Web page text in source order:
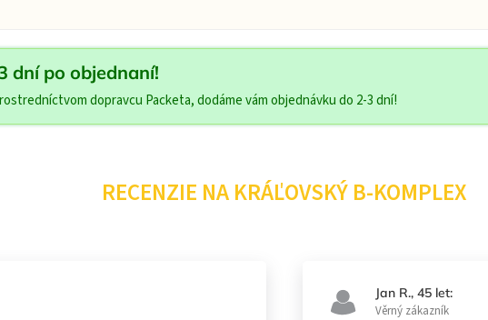
dní po objednaní!
dopravcu Packeta, dodáme vám objednávku do 2-3 dní!
RECENZIE NA KRÁĽOVSKÝ B-KOMPLEX
Jan R., 45 let:
Věrný zákazník